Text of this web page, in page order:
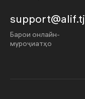
support@alif.tj
Барои онлайн-
муроҷиатҳо